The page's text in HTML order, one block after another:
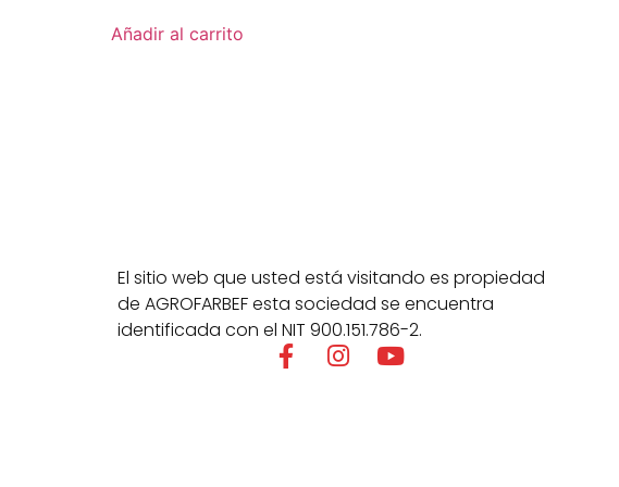
Añadir al carrito
El sitio web que usted está visitando es propiedad
de AGROFARBEF esta sociedad se encuentra
identificada con el NIT 900.151.786-2.